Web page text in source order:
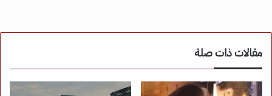
مقالات ذات صلة